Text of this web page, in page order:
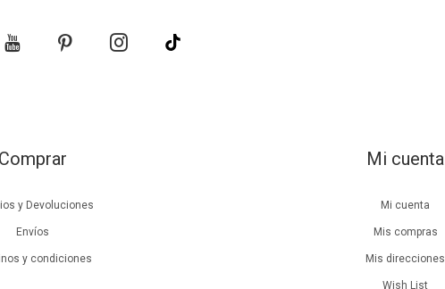
Comprar
y Devoluciones
Envíos
y condiciones
Mi cuenta
Mi cuenta
Mis compras
Mis direcciones
Wish List
  